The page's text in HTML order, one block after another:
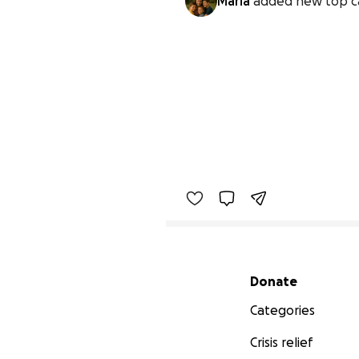
Secondary menu
Donate
Categories
Crisis relief